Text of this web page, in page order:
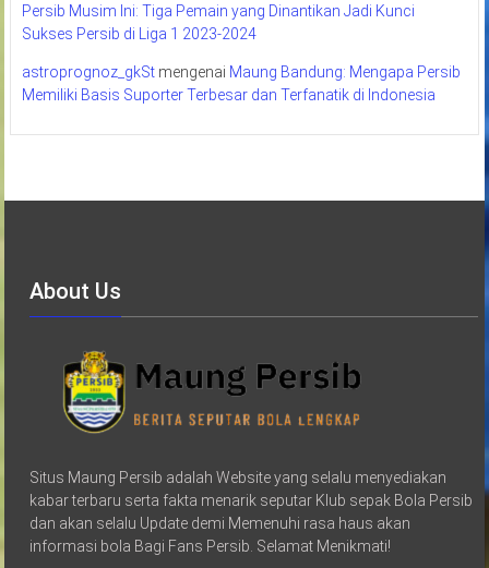
Persib Musim Ini: Tiga Pemain yang Dinantikan Jadi Kunci
Sukses Persib di Liga 1 2023-2024
astroprognoz_gkStmengenai Maung Bandung: Mengapa Persib
Memiliki Basis Suporter Terbesar dan Terfanatik di Indonesia
About Us
Situs Maung Persib adalah Website yang selalu menyediakan
kabar terbaru serta fakta menarik seputar Klub sepak Bola Persib
dan akan selalu Update demi Memenuhi rasa haus akan
informasi bola Bagi Fans Persib. Selamat Menikmati!